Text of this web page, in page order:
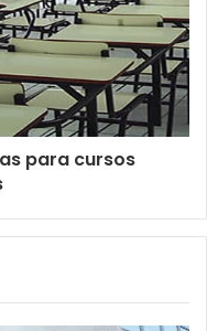
para cursos